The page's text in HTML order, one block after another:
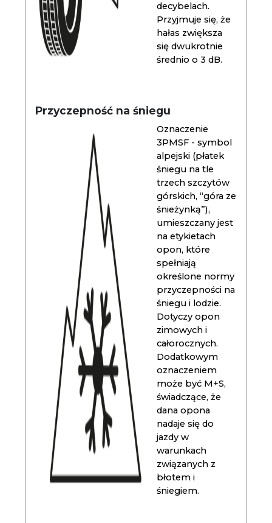
decybelach.
Przyjmuje się, że
hałas zwiększa
się dwukrotnie
średnio o 3 dB.
Przyczepność na śniegu
Oznaczenie
3PMSF - symbol
alpejski (płatek
śniegu na tle
trzech szczytów
górskich, “góra ze
śnieżynką”),
umieszczany jest
na etykietach
opon, które
spełniają
określone normy
przyczepności na
śniegu i lodzie.
Dotyczy opon
zimowych i
całorocznych.
Dodatkowym
oznaczeniem
może być M+S,
świadczące, że
dana opona
nadaje się do
jazdy w
warunkach
związanych z
błotem i
śniegiem.